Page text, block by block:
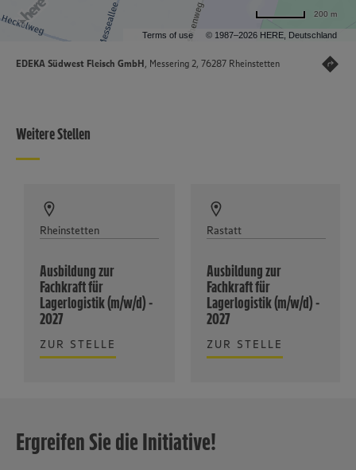
Terms of use © 1987–2026 HERE, Deutschland
200 m
EDEKA Südwest Fleisch GmbH, Messering 2, 76287 Rheinstetten
Weitere Stellen
Rheinstetten
Ausbildung zur
Fachkraft für
Lagerlogistik (m/w/d) -
2027
ZUR STELLE
Rastatt
Ausbildung zur
Fachkraft für
Lagerlogistik (m/w/d) -
2027
ZUR STELLE
Ergreifen Sie die Initiative!